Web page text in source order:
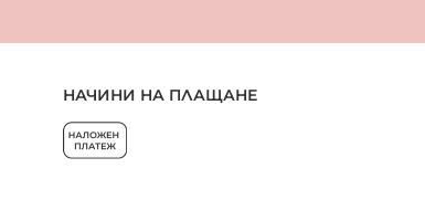
НАЧИНИ НА ПЛАЩАНЕ